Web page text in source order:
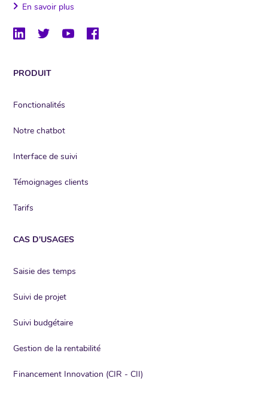
En savoir plus
PRODUIT
Fonctionalités
Notre chatbot
Interface de suivi
Témoignages clients
Tarifs
CAS D'USAGES
Saisie des temps
Suivi de projet
Suivi budgétaire
Gestion de la rentabilité
Financement Innovation (CIR - CII)